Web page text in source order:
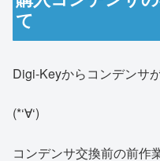
て
Digi-Keyからコンデンサ
(*‘∀‘)
コンデンサ交換前の前作